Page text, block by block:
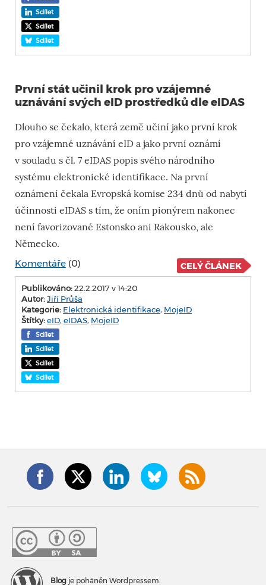
Sdílet
Sdílet
Sdílet
První stát učinil krok pro vzájemné
uznávání svých eID prostředků dle eIDAS
Dlouho se čekalo, která země učiní jako první krok
pro vzájemné uznávání eID a jako první oznámí
v souladu s čl. 7 eIDAS popis svého národního
systému elektronické identifikace. Na první
oznámení čekala Evropská komise 234 dnů od nabytí
účinnosti eIDAS s tím, že oním pionýrem nakonec
není favorizované Estonsko ani Rakousko, ale
Německo.
Komentáře (0) CELÝ ČLÁNEK
Publikováno:22.2.2017 v 14:20
Autor:Jiří Průša
Kategorie: Elektronická identifikace, MojeID
Štítky:eID, eIDAS, MojeID
Sdílet
Sdílet
Sdílet
Sdílet
Blog je poháněn Wordpressem.